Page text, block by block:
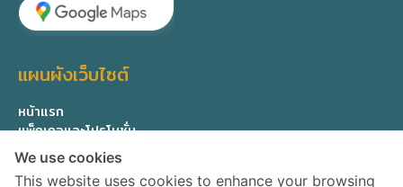
แผนผังเว็บไซต์
หน้าแรก
แพ็กเกจและโปรโมชั่น
ทีมแพทย์ผู้เชี่ยวชาญ
เกี่ยวกับเรา
We use cookies
This website uses cookies to enhance your browsing